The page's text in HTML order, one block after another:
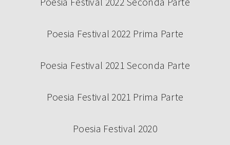
Poesia Festival 2022 Prima Parte
Poesia Festival 2021 Seconda Parte
Poesia Festival 2021 Prima Parte
Poesia Festival 2020